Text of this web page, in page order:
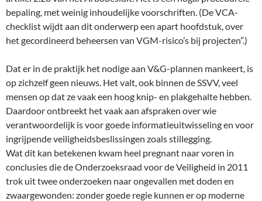
bepaling, met weinig inhoudelijke voorschriften. (De VCA-
checklist wijdt aan dit onderwerp een apart hoofdstuk, over
het gecordineerd beheersen van VGM-risico’s bij projecten”.)
Dat er in de praktijk het nodige aan V&G-plannen mankeert, is
op zichzelf geen nieuws. Het valt, ook binnen de SSVV, veel
mensen op dat ze vaak een hoog knip- en plakgehalte hebben.
Daardoor ontbreekt het vaak aan afspraken over wie
verantwoordelijk is voor goede informatieuitwisseling en voor
ingrijpende veiligheidsbeslissingen zoals stillegging.
Wat dit kan betekenen kwam heel pregnant naar voren in
conclusies die de Onderzoeksraad voor de Veiligheid in 2011
trok uit twee onderzoeken naar ongevallen met doden en
zwaargewonden: zonder goede regie kunnen er op moderne